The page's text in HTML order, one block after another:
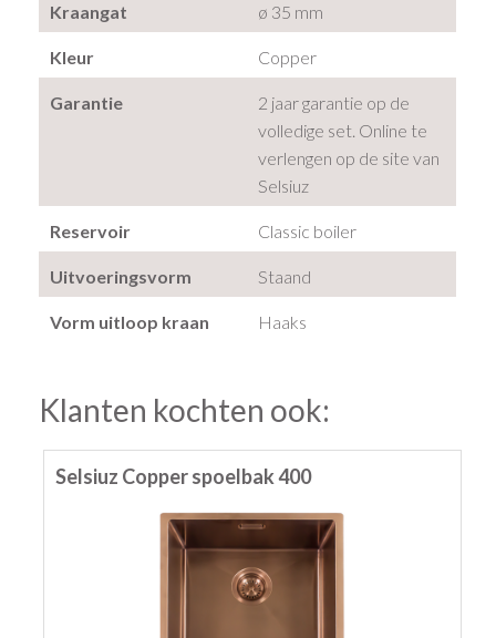
Kraangat ø 35 mm
Kleur Copper
Garantie
2 jaar garantie op de
volledige set. Online te
verlengen op de site van
Selsiuz
Reservoir Classic boiler
Uitvoeringsvorm Staand
Vorm uitloop kraan Haaks
Klanten kochten ook:
Selsiuz Copper spoelbak 400